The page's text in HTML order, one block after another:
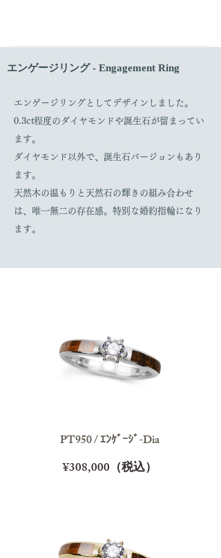
エンゲージリング - Engagement Ring
エンゲージリングとしてデザインしました。
0.3ct程度のダイヤモンドや誕生石が留まってい
ます。
ダイヤモンド以外で、誕生石バージョンもあり
ます。
天然木の温もりと天然石の輝きの組み合わせ
は、唯一無二の存在感。特別な婚約指輪になり
ます。
PT950 / ｴﾝｹﾞｰｼﾞ-Dia
¥308,000（税込）